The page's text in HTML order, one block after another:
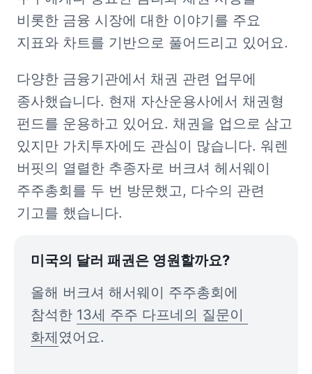
비롯한 금융 시장에 대한 이야기를 주요
지표와 차트를 기반으로 풀어드리고 있어요.
다양한 금융기관에서 채권 관련 업무에
종사했습니다. 현재 자산운용사에서 채권형
펀드를 운용하고 있어요. 채권을 업으로 삼고
있지만 가치투자에도 관심이 많습니다. 워렌
버핏의 열렬한 추종자로 버크셔 헤서웨이
주주총회를 두 번 방문했고, 다수의 관련
기고를 했습니다.
미국의 달러 패권은 영원할까요?
올해 버크셔 해서웨이 주주총회에
참석한 13세 주주 다프네의 질문이
화제였어요.